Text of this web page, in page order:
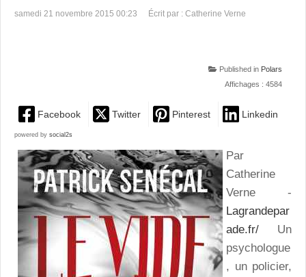
samedi 21 novembre 2015 00:23 Écrit par : Catherine Verne
Published in Polars
Affichages : 4584
Facebook Twitter Pinterest Linkedin
powered by social2s
Par
Catherine
Verne -
Lagrandepar
ade.fr/ Un
psychologue
, un policier,